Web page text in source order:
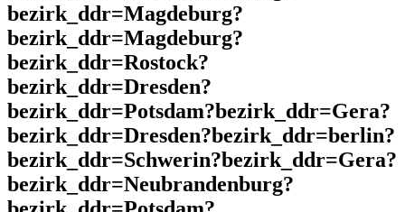
bezirk_ddr=Magdeburg?
bezirk_ddr=Magdeburg?
bezirk_ddr=Rostock?
bezirk_ddr=Dresden?
bezirk_ddr=Potsdam?bezirk_ddr=Gera?
bezirk_ddr=Dresden?bezirk_ddr=berlin?
bezirk_ddr=Schwerin?bezirk_ddr=Gera?
bezirk_ddr=Neubrandenburg?